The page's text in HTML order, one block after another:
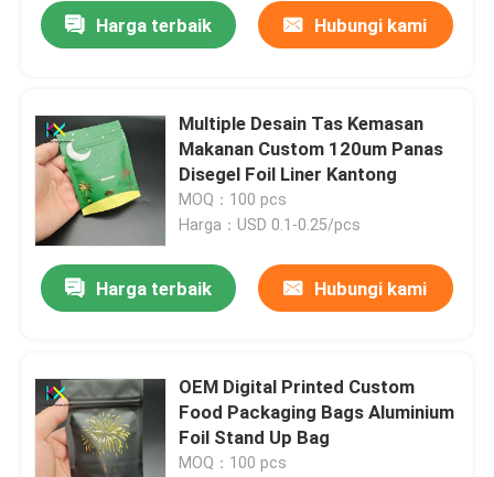
Harga terbaik Hubungi kami
Multiple Desain Tas Kemasan
Makanan Custom 120um Panas
Disegel Foil Liner Kantong
MOQ：100 pcs
Harga：USD 0.1-0.25/pcs
Harga terbaik Hubungi kami
OEM Digital Printed Custom
Food Packaging Bags Aluminium
Foil Stand Up Bag
MOQ：100 pcs